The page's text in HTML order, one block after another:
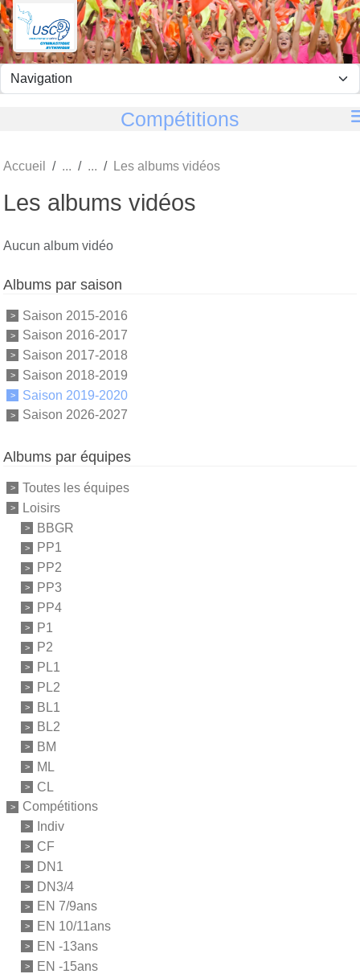
Compétitions
Accueil Les albums vidéos
Les albums vidéos
Aucun album vidéo
Albums par saison
Saison 2015-2016
Saison 2016-2017
Saison 2017-2018
Saison 2018-2019
Saison 2019-2020
Saison 2026-2027
Albums par équipes
Toutes les équipes
Loisirs
BBGR
PP1
PP2
PP3
PP4
P1
P2
PL1
PL2
BL1
BL2
BM
ML
CL
Compétitions
Indiv
CF
DN1
DN3/4
EN 7/9ans
EN 10/11ans
EN -13ans
EN -15ans
Panneau de gestion des cookies